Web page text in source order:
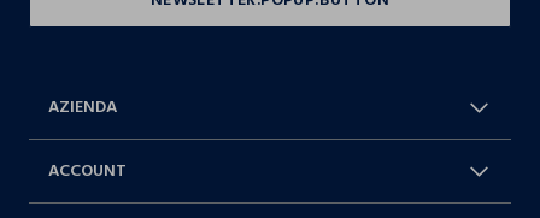
AZIENDA
ACCOUNT